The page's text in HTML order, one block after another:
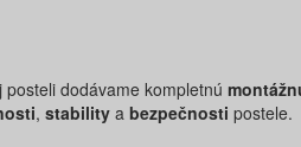
dodávame kompletnú
, stability a bezpečnosti postele.